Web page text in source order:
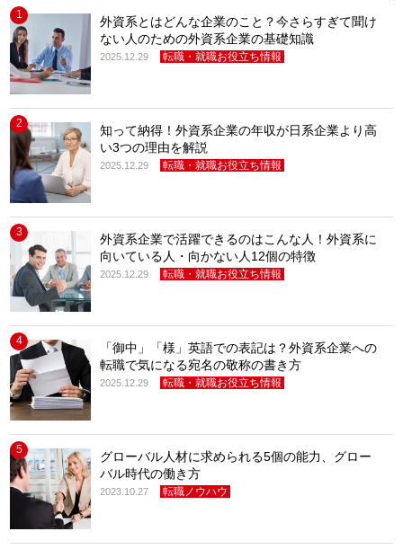
1
外資系とはどんな企業のこと？今さらすぎて聞け
ない人のための外資系企業の基礎知識
2025.12.29 転職・就職お役立ち情報
2
知って納得！外資系企業の年収が日系企業より高
い3つの理由を解説
2025.12.29 転職・就職お役立ち情報
3
外資系企業で活躍できるのはこんな人！外資系に
向いている人・向かない人12個の特徴
2025.12.29 転職・就職お役立ち情報
4
「御中」「様」英語での表記は？外資系企業への
転職で気になる宛名の敬称の書き方
2025.12.29 転職・就職お役立ち情報
5
グローバル人材に求められる5個の能力、グロー
バル時代の働き方
2023.10.27 転職ノウハウ